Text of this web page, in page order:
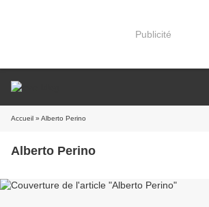
Publicité
Accueil » Alberto Perino
Alberto Perino